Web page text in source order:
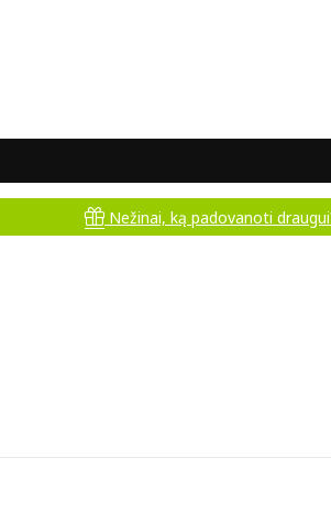
Nežinai, ką padovanoti draugui?